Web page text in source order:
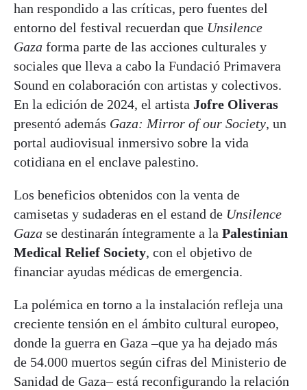
han respondido a las críticas, pero fuentes del
entorno del festival recuerdan que Unsilence
Gaza forma parte de las acciones culturales y
sociales que lleva a cabo la Fundació Primavera
Sound en colaboración con artistas y colectivos.
En la edición de 2024, el artista Jofre Oliveras
presentó además Gaza: Mirror of our Society, un
portal audiovisual inmersivo sobre la vida
cotidiana en el enclave palestino.
Los beneficios obtenidos con la venta de
camisetas y sudaderas en el estand de Unsilence
Gaza se destinarán íntegramente a la Palestinian
Medical Relief Society, con el objetivo de
financiar ayudas médicas de emergencia.
La polémica en torno a la instalación refleja una
creciente tensión en el ámbito cultural europeo,
donde la guerra en Gaza –que ya ha dejado más
de 54.000 muertos según cifras del Ministerio de
Sanidad de Gaza– está reconfigurando la relación